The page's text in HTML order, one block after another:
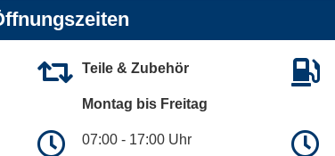
Teile & Zubehör
Montag bis Freitag
07:00 - 17:00 Uhr